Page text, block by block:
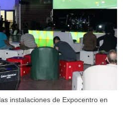
instalaciones de Expocentro en